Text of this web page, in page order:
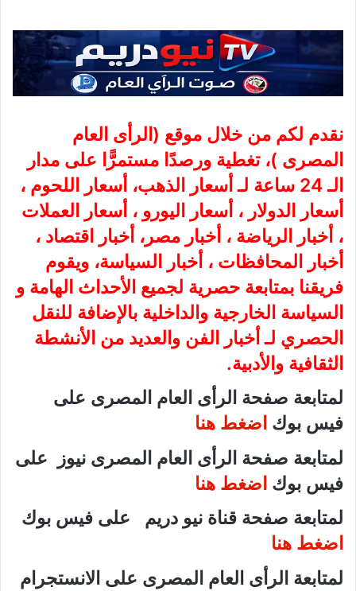
نقدم لكم من خلال موقع (الرأى العام
المصرى )، تغطية ورصدًا مستمرًّا على مدار
الـ 24 ساعة لـ أسعار الذهب، أسعار اللحوم ،
أسعار الدولار ، أسعار اليورو ، أسعار العملات
، أخبار الرياضة ، أخبار مصر، أخبار اقتصاد ،
أخبار المحافظات ، أخبار السياسة، ويقوم
فريقنا بمتابعة حصرية لجميع الأحداث الهامة و
السياسة الخارجية والداخلية بالإضافة للنقل
الحصري لـ أخبار الفن والعديد من الأنشطة
الثقافية والأدبية.
لمتابعة صفحة الرأى العام المصرى على
فيس بوك اضغط هنا
لمتابعة صفحة الرأى العام المصرى نيوز على
فيس بوك اضغط هنا
لمتابعة صفحة قناة نيو دريم على فيس بوك
اضغط هنا
لمتابعة الرأى العام المصرى على الانستجرام